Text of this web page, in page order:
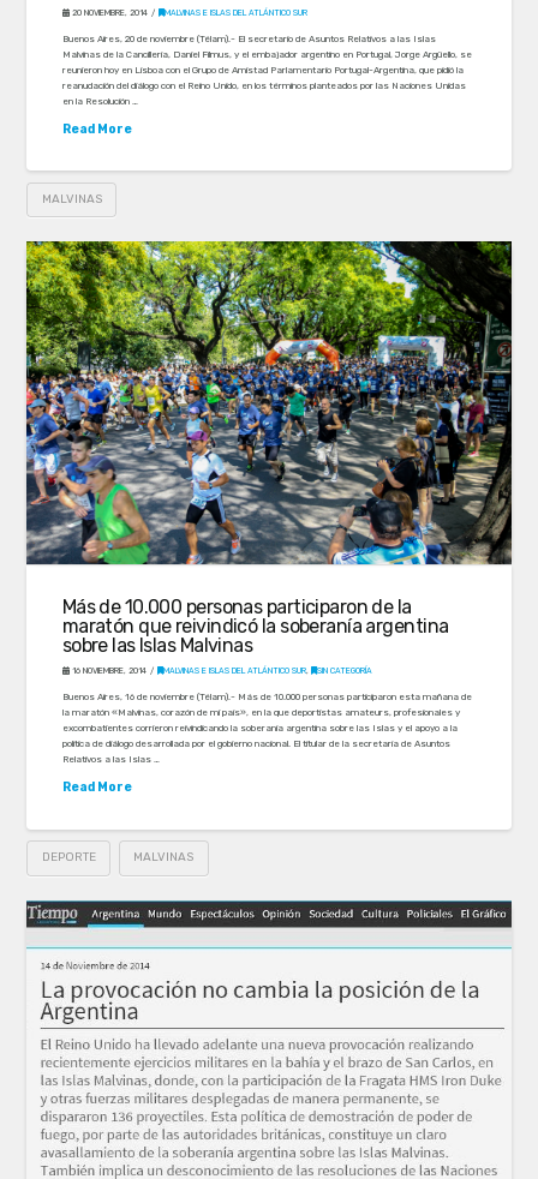
20 NOVIEMBRE, 2014 MALVINAS E ISLAS DEL ATLÁNTICO SUR
Buenos Aires, 20 de noviembre (Télam).- El secretario de Asuntos Relativos a las Islas
Malvinas de la Cancillería, Daniel Filmus, y el embajador argentino en Portugal, Jorge Argüello, se
reunieron hoy en Lisboa con el Grupo de Amistad Parlamentario Portugal-Argentina, que pidió la
reanudación del diálogo con el Reino Unido, en los términos planteados por las Naciones Unidas
en la Resolución …
Read More
MALVINAS
Más de 10.000 personas participaron de la
maratón que reivindicó la soberanía argentina
sobre las Islas Malvinas
16 NOVIEMBRE, 2014 MALVINAS E ISLAS DEL ATLÁNTICO SUR, SIN CATEGORÍA
Buenos Aires, 16 de noviembre (Télam).- Más de 10.000 personas participaron esta mañana de
la maratón «Malvinas, corazón de mi país», en la que deportistas amateurs, profesionales y
excombatientes corrieron reivindicando la soberanía argentina sobre las Islas y el apoyo a la
política de diálogo desarrollada por el gobierno nacional. El titular de la secretaría de Asuntos
Relativos a las Islas …
Read More
DEPORTE MALVINAS